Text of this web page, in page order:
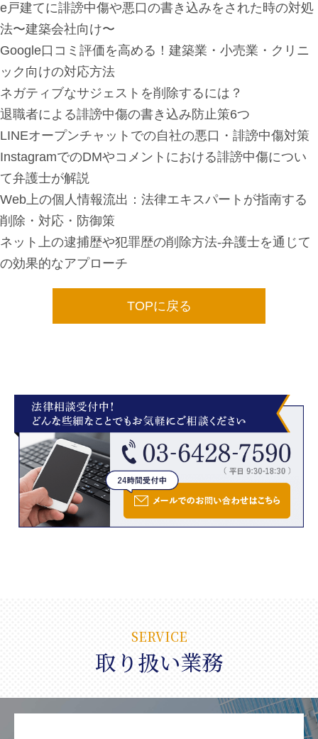
e戸建てに誹謗中傷や悪口の書き込みをされた時の対処
法〜建築会社向け〜
Google口コミ評価を高める！建築業・小売業・クリニ
ック向けの対応方法
ネガティブなサジェストを削除するには？
退職者による誹謗中傷の書き込み防止策6つ
LINEオープンチャットでの自社の悪口・誹謗中傷対策
InstagramでのDMやコメントにおける誹謗中傷につい
て弁護士が解説
Web上の個人情報流出：法律エキスパートが指南する
削除・対応・防御策
ネット上の逮捕歴や犯罪歴の削除方法-弁護士を通じて
の効果的なアプローチ
TOPに戻る
SERVICE
取り扱い業務